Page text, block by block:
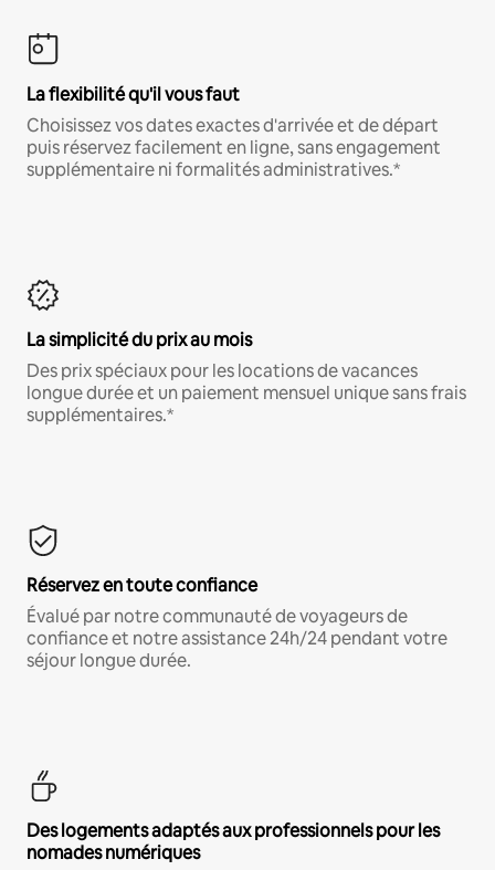
La flexibilité qu'il vous faut
Choisissez vos dates exactes d'arrivée et de départ
puis réservez facilement en ligne, sans engagement
supplémentaire ni formalités administratives.*
La simplicité du prix au mois
Des prix spéciaux pour les locations de vacances
longue durée et un paiement mensuel unique sans frais
supplémentaires.*
Réservez en toute confiance
Évalué par notre communauté de voyageurs de
confiance et notre assistance 24h/24 pendant votre
séjour longue durée.
Des logements adaptés aux professionnels pour les
nomades numériques